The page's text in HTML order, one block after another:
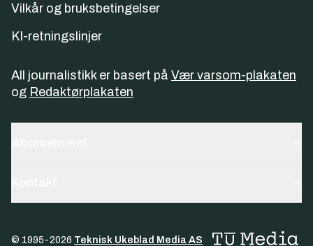
Vilkår og bruksbetingelser
KI-retningslinjer
All journalistikk er basert på Vær varsom-plakaten
og Redaktørplakaten
© 1995-2026 Teknisk Ukeblad Media AS